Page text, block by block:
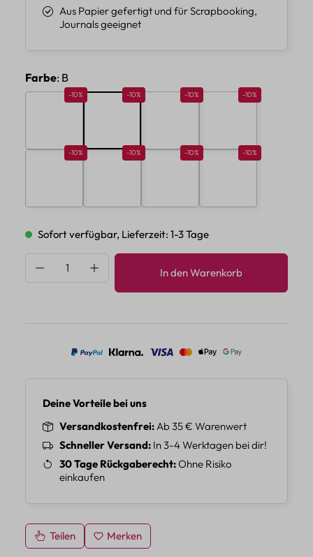
Aus Papier gefertigt und für Scrapbooking,
Journals geeignet
Farbeauswählen
: B
Rabatt 10%
-10% Rabatt 10%
-10% Rabatt 10%
-10% Rabatt 10%
-10%
Rabatt 10%
-10% Rabatt 10%
-10% Rabatt 10%
-10% Rabatt 10%
-10%
Sofort verfügbar, Lieferzeit: 1-3 Tage
Produkt Anzahl: Gib den gewünschten
In den Warenkorb
Deine Vorteile bei uns
Versandkostenfrei Ab 35 € Warenwert
Schneller Versand In 3-4 Werktagen bei dir!
30 Tage Rückgaberecht Ohne Risiko
einkaufen
Teilen Merken